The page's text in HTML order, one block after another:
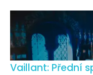
Vaillant: Přední